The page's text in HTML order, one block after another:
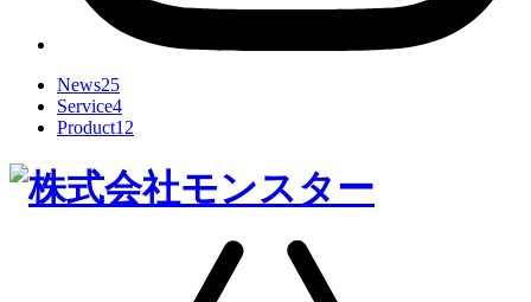
News25
Service4
Product12